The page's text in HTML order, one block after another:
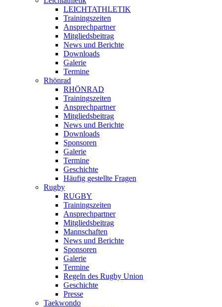
LEICHTATHLETIK
Trainingszeiten
Ansprechpartner
Mitgliedsbeitrag
News und Berichte
Downloads
Galerie
Termine
Rhönrad
RHÖNRAD
Trainingszeiten
Ansprechpartner
Mitgliedsbeitrag
News und Berichte
Downloads
Sponsoren
Galerie
Termine
Geschichte
Häufig gestellte Fragen
Rugby
RUGBY
Trainingszeiten
Ansprechpartner
Mitgliedsbeitrag
Mannschaften
News und Berichte
Sponsoren
Galerie
Termine
Regeln des Rugby Union
Geschichte
Presse
Taekwondo